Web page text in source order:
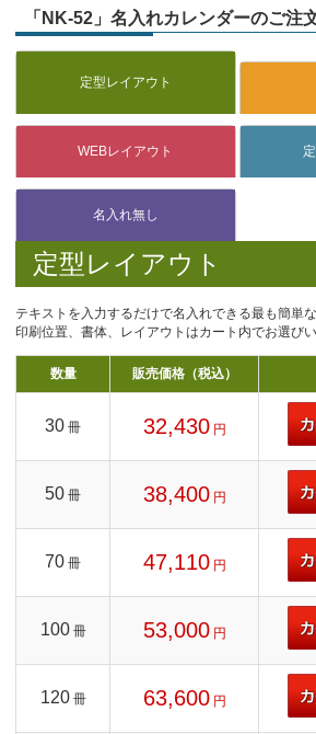
「NK-52」名入れカレンダーのご注
定型レイアウト
テキストを入力するだけで名入れできる最も簡単な
印刷位置、書体、レイアウトはカート内でお選びい
数量 販売価格（税込）
30 冊 32,430 円
50 冊 38,400 円
70 冊 47,110 円
100 冊 53,000 円
120 冊 63,600 円